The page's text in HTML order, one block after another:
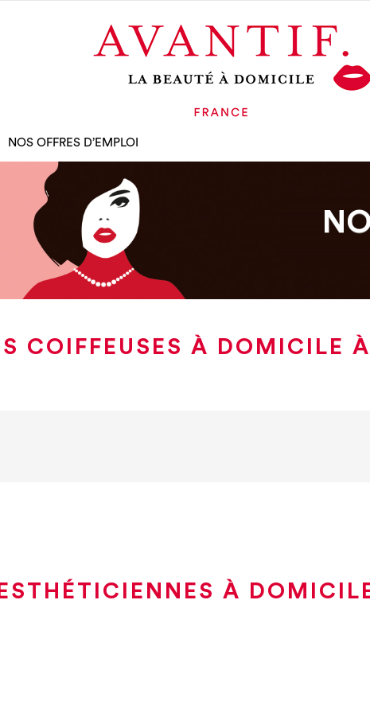
NOS OFFRES D’EMPLOI
COIFFEUSES À DOMICILE
À